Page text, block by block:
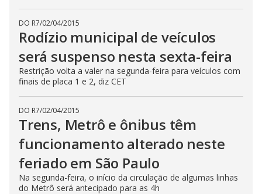
DO R7/02/04/2015
Rodízio municipal de veículos
será suspenso nesta sexta-feira
Restrição volta a valer na segunda-feira para veículos com
finais de placa 1 e 2, diz CET
DO R7/02/04/2015
Trens, Metrô e ônibus têm
funcionamento alterado neste
feriado em São Paulo
Na segunda-feira, o início da circulação de algumas linhas
do Metrô será antecipado para as 4h